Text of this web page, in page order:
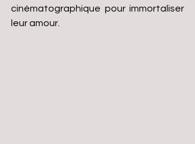
cinématographique pour immortaliser
leur amour.